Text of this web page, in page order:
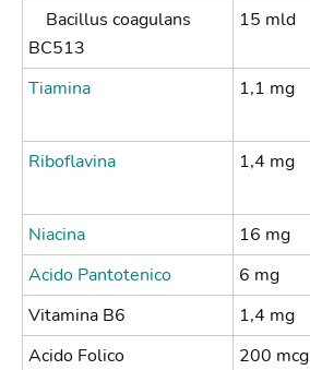
Bacillus coagulans
BC513
15 mld
Tiamina 1,1 mg
Riboflavina 1,4 mg
Niacina 16 mg
Acido Pantotenico
6 mg
Vitamina B6
1,4 mg
Acido Folico
200 mcg